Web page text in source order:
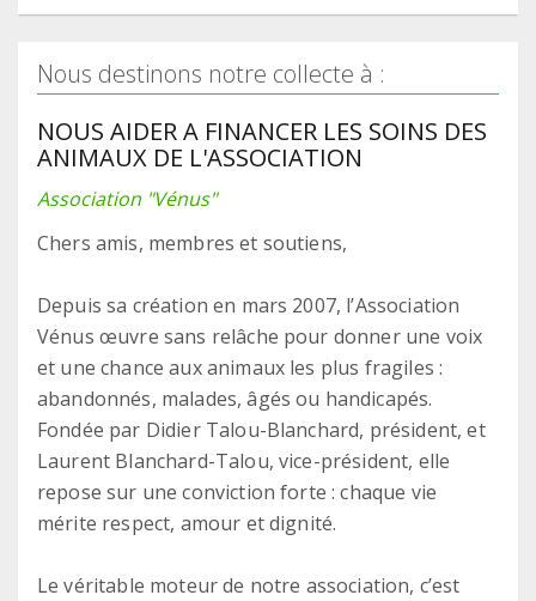
Nous destinons notre collecte à :
NOUS AIDER A FINANCER LES SOINS DES
ANIMAUX DE L'ASSOCIATION
Association "Vénus"
Chers amis, membres et soutiens,
Depuis sa création en mars 2007, l’Association
Vénus œuvre sans relâche pour donner une voix
et une chance aux animaux les plus fragiles :
abandonnés, malades, âgés ou handicapés.
Fondée par Didier Talou-Blanchard, président, et
Laurent Blanchard-Talou, vice-président, elle
repose sur une conviction forte : chaque vie
mérite respect, amour et dignité.
Le véritable moteur de notre association, c’est